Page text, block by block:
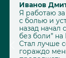
Иванов
Я работаю
с болью и
назад начал
без боли”
Стал лучше
гораждо